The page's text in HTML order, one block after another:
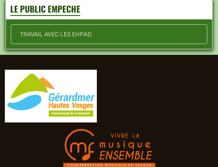
LE PUBLIC EMPECHE
TRAVAIL AVEC LES EHPAD